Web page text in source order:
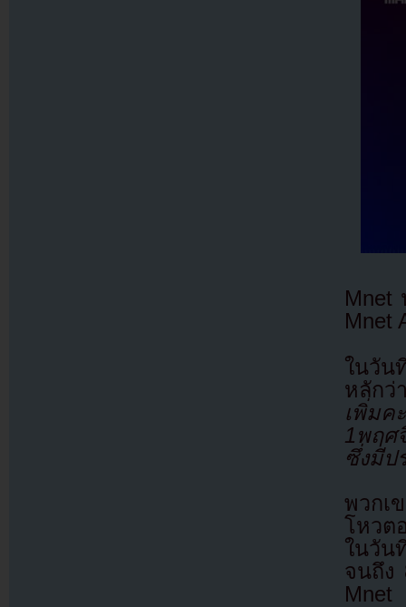
Mnet
Mnet
ในวัน
หลักว่
เพิ่ม
1พฤศ
ซึ่งมีป
พวกเ
โหวต
ในวัน
จนถึง